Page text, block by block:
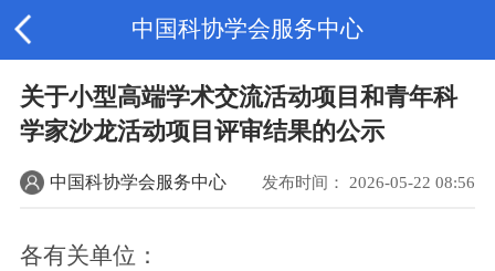
中国科协学会服务中心
关于小型高端学术交流活动项目和青年科
学家沙龙活动项目评审结果的公示
中国科协学会服务中心 发布时间： 2026-05-22 08:56
各有关单位：